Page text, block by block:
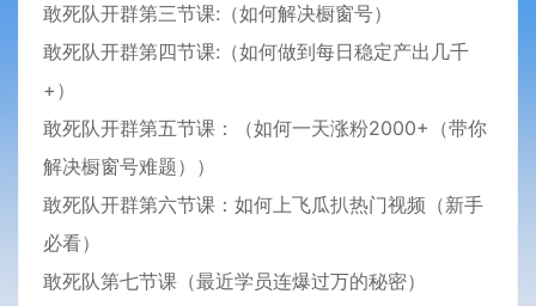
敢死队开群第三节课:（如何解决橱窗号）
敢死队开群第四节课:（如何做到每日稳定产出几千
+）
敢死队开群第五节课：（如何一天涨粉2000+（带你
解决橱窗号难题））
敢死队开群第六节课：如何上飞瓜扒热门视频（新手
必看）
敢死队第七节课（最近学员连爆过万的秘密）